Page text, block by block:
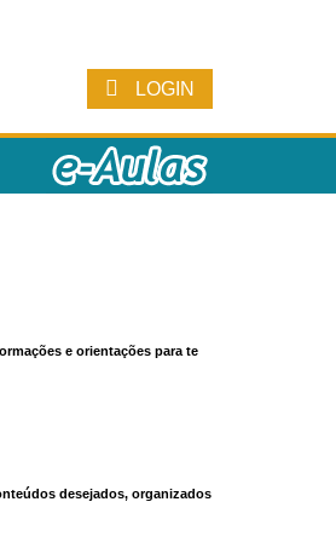
LOGIN
e orientações para te
desejados, organizados